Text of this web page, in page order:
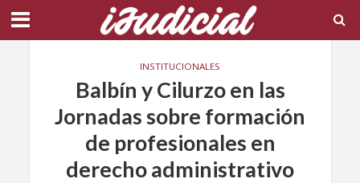
INSTITUCIONALES
Balbín y Cilurzo en las
Jornadas sobre formación
de profesionales en
derecho administrativo